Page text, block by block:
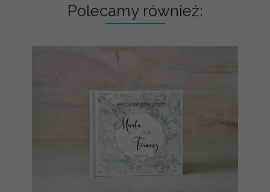
Polecamy również: